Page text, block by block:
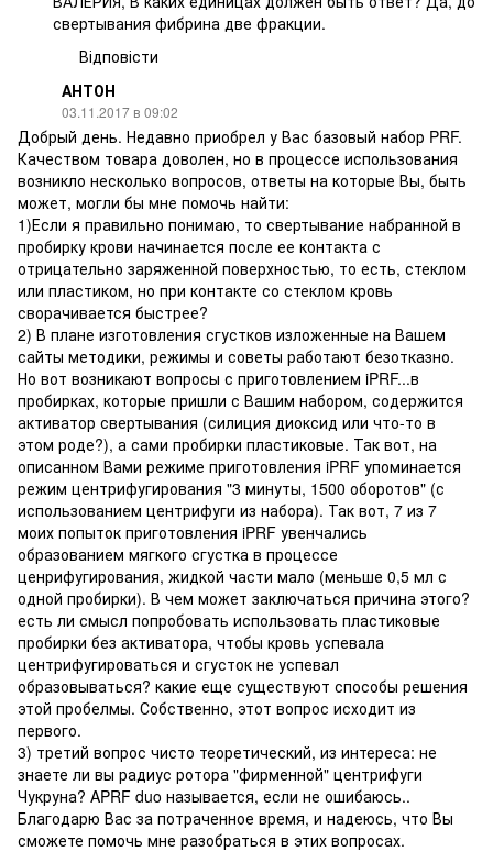
свертывания фибрина две фракции.
Відповісти
АНТОН
03.11.2017 в 09:02
Добрый день. Недавно приобрел у Вас базовый набор PRF.
Качеством товара доволен, но в процессе использования
возникло несколько вопросов, ответы на которые Вы, быть
может, могли бы мне помочь найти:
1)Если я правильно понимаю, то свертывание набранной в
пробирку крови начинается после ее контакта с
отрицательно заряженной поверхностью, то есть, стеклом
или пластиком, но при контакте со стеклом кровь
сворачивается быстрее?
2) В плане изготовления сгустков изложенные на Вашем
сайты методики, режимы и советы работают безотказно.
Но вот возникают вопросы с приготовлением iPRF...в
пробирках, которые пришли с Вашим набором, содержится
активатор свертывания (силиция диоксид или что-то в
этом роде?), а сами пробирки пластиковые. Так вот, на
описанном Вами режиме приготовления iPRF упоминается
режим центрифугирования "3 минуты, 1500 оборотов" (с
использованием центрифуги из набора). Так вот, 7 из 7
моих попыток приготовления iPRF увенчались
образованием мягкого сгустка в процессе
ценрифугирования, жидкой части мало (меньше 0,5 мл с
одной пробирки). В чем может заключаться причина этого?
есть ли смысл попробовать использовать пластиковые
пробирки без активатора, чтобы кровь успевала
центрифугироваться и сгусток не успевал
образовываться? какие еще существуют способы решения
этой пробелмы. Собственно, этот вопрос исходит из
первого.
3) третий вопрос чисто теоретический, из интереса: не
знаете ли вы радиус ротора "фирменной" центрифуги
Чукруна? APRF duo называется, если не ошибаюсь..
Благодарю Вас за потраченное время, и надеюсь, что Вы
сможете помочь мне разобраться в этих вопросах.